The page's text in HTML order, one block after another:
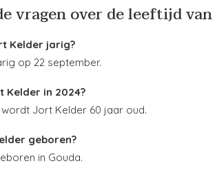
vragen over de leeftijd
Kelder jarig?
op 22 september.
Kelder in 2024?
wordt Jort Kelder 60 jaar oud.
geboren?
in Gouda.